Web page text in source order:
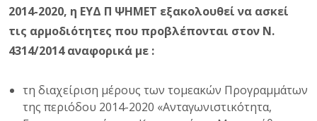
2014-2020, η ΕΥΔ Π ΨΗΜΕΤ εξακολουθεί να ασκεί
τις αρμοδιότητες που προβλέπονται στον Ν.
4314/2014 αναφορικά με :
τη διαχείριση μέρους των τομεακών Προγραμμάτων
της περιόδου 2014-2020 «Ανταγωνιστικότητα,